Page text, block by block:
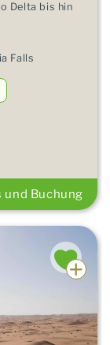
Delta bis hin
Falls
und Buchung